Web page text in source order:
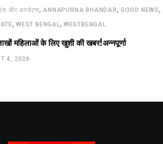
और अपडेट्स, ANNAPURNA BHANDAR, GOOD NEWS,
, WEST BENGAL , WESTBENGAL
महिलाओं के लिए खुशी की खबर!अन्नपूर्णा
4, 2026